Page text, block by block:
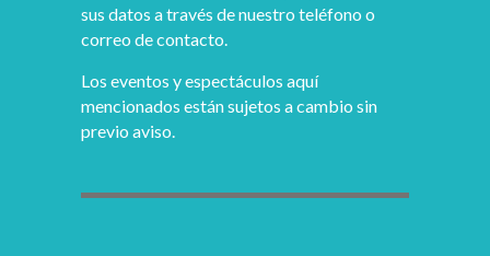
sus datos a través de nuestro teléfono o
correo de contacto.
Los eventos y espectáculos aquí
mencionados están sujetos a cambio sin
previo aviso.